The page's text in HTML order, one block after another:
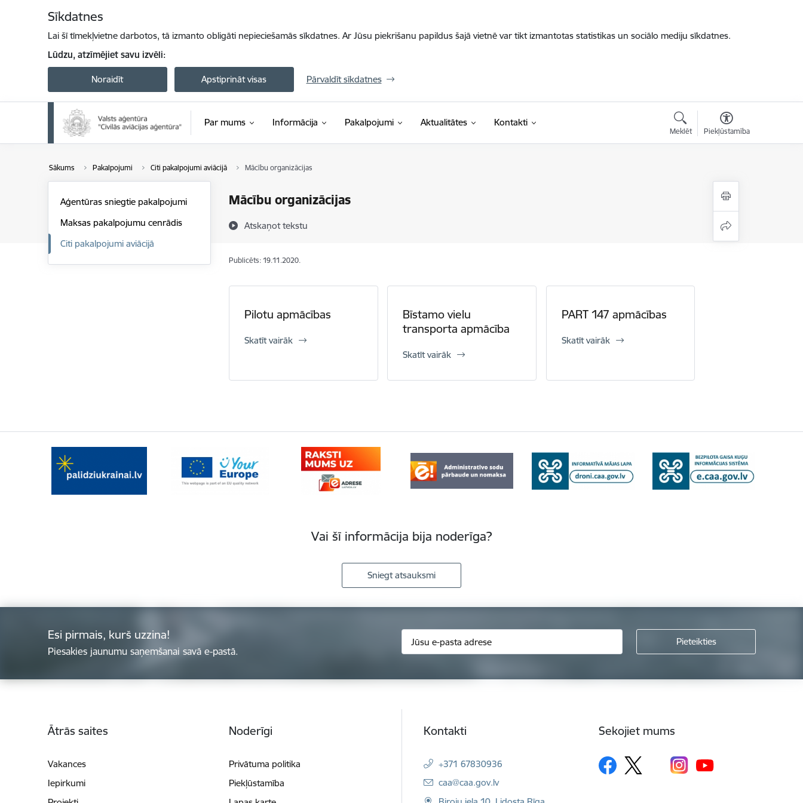
Sīkdatnes
Lai šī tīmekļvietne darbotos, tā izmanto obligāti nepieciešamās sīkdatnes. Ar Jūsu piekrišanu papildus šajā vietnē var tikt izmantotas statistikas un sociālo mediju sīkdatnes.
Lūdzu, atzīmējiet savu izvēli:
Noraidīt Apstiprināt visas Pārvaldīt sīkdatnes
Par mums Informācija Pakalpojumi Aktualitātes Kontakti
Meklēt Piekļūstamība
Sākums Pakalpojumi Citi pakalpojumi aviācijā Mācību organizācijas
Mācību organizācijas
Atskaņot tekstu
Aģentūras sniegtie pakalpojumi
Maksas pakalpojumu cenrādis
Citi pakalpojumi aviācijā
Publicēts: 19.11.2020.
Pilotu apmācības
Skatīt vairāk
Bīstamo vielu
transporta apmācība
Skatīt vairāk
PART 147 apmācības
Skatīt vairāk
Vai šī informācija bija noderīga?
Sniegt atsauksmi
Esi pirmais, kurš uzzina!
Piesakies jaunumu saņemšanai savā e-pastā.
Ātrās saites
Vakances
Iepirkumi
Noderīgi
Privātuma politika
Piekļūstamība
Kontakti
+371 67830936
E-pasts:
caa@caa.gov.lv
Sekojiet mums